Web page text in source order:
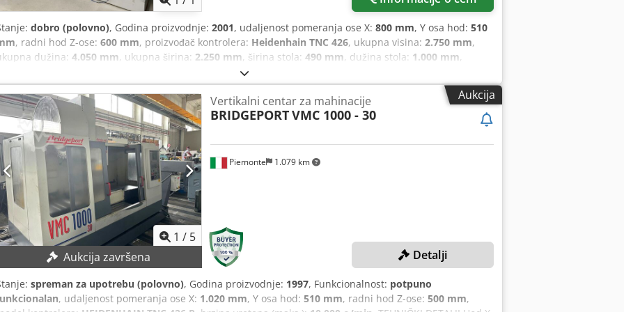
dobro (polovno), Godina proizvodnje: 2001, udaljenost pomeranja ose X: 800 mm, Y osa hod: 510
, radni hod Z-ose: 600 mm, proizvođač kontrolera: Heidenhain TNC 426, ukupna visina: 2.750 mm,
dužina: 4.050 mm, ukupna širina: 2.250 mm, širina stola: 490 mm, dužina stola: 1.000 mm,
, brzina obrtanja vretena (minimalna):
(maks.):12.000 o/min, dovod rashladne tečnosti:20 bar, udaljenost od središta stola do nosa
665 mm, snaga motora vretena:13.000 W, vreteno nosa:SK40, Oprema:
promenljiv, transportna traka za strugotinu, Radni hod X/Y/Z 800/510/600 mm, upravljanje
TNC 426, snaga vretena 13 kW, obrtaji 5-12.000 o/min, konus SK40, veličina stola 490x1000
maksimalno opterećenje stola 750 kg, magazin alata sa 30 mesta, dimenzije 4050x2250x2750 mm,
oko 4200 kg, oprema: Renishaw OMP 60 merni taster, unutrašnje hlađenje IKZ 20 bar, držači alata,
priručnici za operatera. Dsdpfx Akszblfgobokr
Aukcija
1 / 5
Aukcija završena
Piemonte 1.079 km
Vertikalni centar za mahinacije
BRIDGEPORTVMC 1000 - 30
Detalji
spreman za upotrebu (polovno), Godina proizvodnje: 1997, Funkcionalnost: potpuno
, udaljenost pomeranja ose X: 1.020 mm, Y osa hod: 510 mm, radni hod Z-ose: 500 mm,